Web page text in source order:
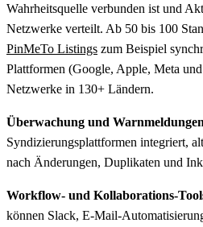
Wahrheitsquelle verbunden ist und
Netzwerke verteilt. Ab 50 bis 100
PinMeTo Listings zum Beispiel
Plattformen (Google, Apple, Meta
Netzwerke in 130+ Ländern.
Überwachung und
Syndizierungsplattformen integriert,
nach Änderungen, Duplikaten und
Workflow- und Kollaborations-
können Slack, E-Mail-